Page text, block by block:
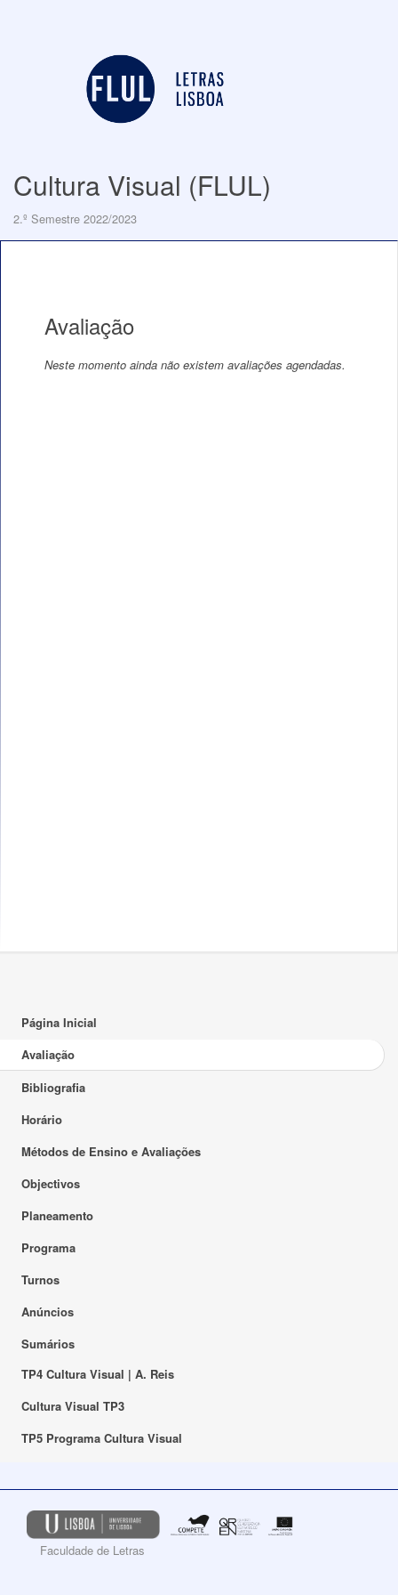
Cultura Visual (FLUL)
2.º Semestre 2022/2023
Avaliação
Neste momento ainda não existem avaliações agendadas.
Página Inicial
Avaliação
Bibliografia
Horário
Métodos de Ensino e Avaliações
Objectivos
Planeamento
Programa
Turnos
Anúncios
Sumários
TP4 Cultura Visual | A. Reis
Cultura Visual TP3
TP5 Programa Cultura Visual
Faculdade de Letras